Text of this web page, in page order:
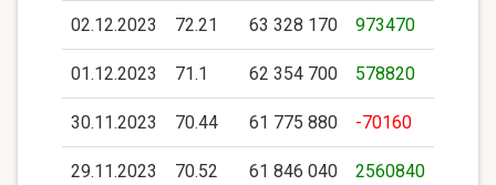
02.12.2023 72.21 63 328 170 973470
01.12.2023 71.1 62 354 700 578820
30.11.2023 70.44 61 775 880 -70160
29.11.2023 70.52 61 846 040 2560840